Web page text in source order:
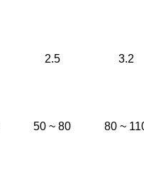
2.5 3.2
50 ~ 80 80 ~